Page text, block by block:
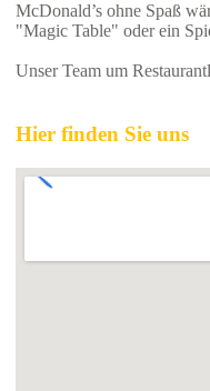
McDonald’s ohne Spaß
"Magic Table" oder ein
Unser Team um
Hier finden Sie uns